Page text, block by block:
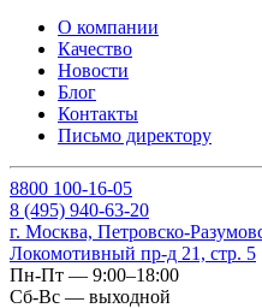
О компании
Качество
Новости
Блог
Контакты
Письмо директору
8800 100-16-05
8 (495) 940-63-20
г. Москва, Петровско-
Локомотивный пр-д 21, стр. 5
Пн-Пт — 9:00–18:00
Сб-Вс — выходной